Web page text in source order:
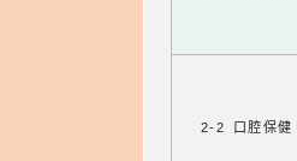
2-2 口腔保健